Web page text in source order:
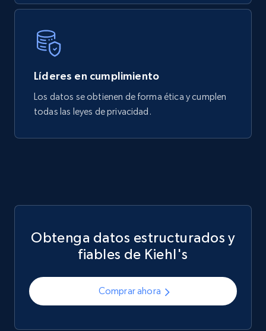
719+ 91+ Buy Now
Líderes en cumplimiento
Los datos se obtienen de forma ética y cumplen
todas las leyes de privacidad.
Obtenga datos estructurados y
fiables de Kiehl's
Comprar ahora